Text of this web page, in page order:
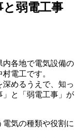
と弱電工事
内各地で電気設備の
電工です。
めるうえで、知っ
」と「弱電工事」が
気の種類や役割に